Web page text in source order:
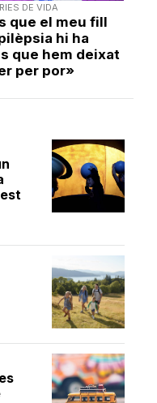
DE VIDA
que el meu fill
hi ha
que hem deixat
per por»